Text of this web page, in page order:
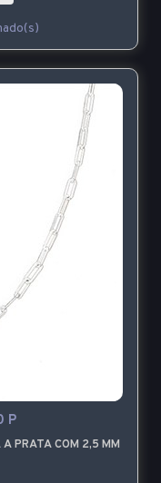
P
PRATA COM 2,5 MM